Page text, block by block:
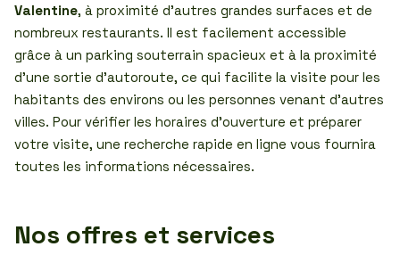
Valentine, à proximité d’autres grandes surfaces et de
nombreux restaurants. Il est facilement accessible
grâce à un parking souterrain spacieux et à la proximité
d’une sortie d’autoroute, ce qui facilite la visite pour les
habitants des environs ou les personnes venant d’autres
villes. Pour vérifier les horaires d’ouverture et préparer
votre visite, une recherche rapide en ligne vous fournira
toutes les informations nécessaires.
Nos offres et services